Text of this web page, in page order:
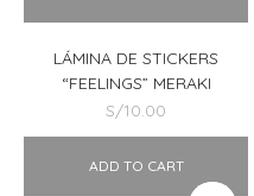
LÁMINA DE STICKERS
“FEELINGS” MERAKI
S/10.00
ADD TO CART